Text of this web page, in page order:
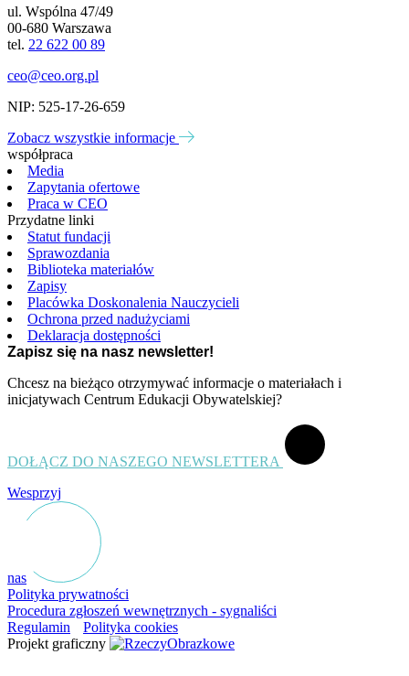
ul. Wspólna 47/49
00-680 Warszawa
tel. 22 622 00 89
ceo@ceo.org.pl
NIP: 525-17-26-659
Zobacz wszystkie informacje
współpraca
Media
Zapytania ofertowe
Praca w CEO
Przydatne linki
Statut fundacji
Sprawozdania
Biblioteka materiałów
Zapisy
Placówka Doskonalenia Nauczycieli
Ochrona przed nadużyciami
Deklaracja dostępności
Zapisz się na nasz newsletter!
Chcesz na bieżąco otrzymywać informacje o materiałach i
inicjatywach Centrum Edukacji Obywatelskiej?
DOŁĄCZ DO NASZEGO NEWSLETTERA
Wesprzyj
nas
Polityka prywatności
Procedura zgłoszeń wewnętrznych - sygnaliści
Regulamin
Polityka cookies
Projekt graficzny